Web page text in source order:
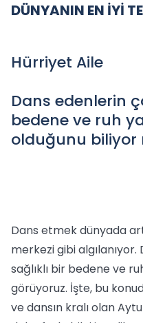
DÜNYANIN EN İYİ
Hürriyet Aile
Dans edenlerin
bedene ve ruh
olduğunu biliyor
Dans etmek dünyada
merkezi gibi
sağlıklı bir bedene ve
görüyoruz. İşte, bu
ve dansın kralı olan